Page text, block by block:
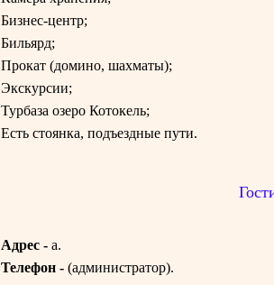
Бизнес-центр;
Бильярд;
Прокат (домино, шахматы);
Экскурсии;
Турбаза озеро Котокель;
Есть стоянка, подъездные пути.
Адрес - а.
Телефон - (администратор).